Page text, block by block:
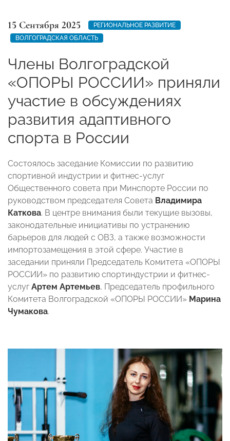
15 Сентября 2025
РЕГИОНАЛЬНОЕ РАЗВИТИЕ
ВОЛГОГРАДСКАЯ ОБЛАСТЬ
Члены Волгоградской
«ОПОРЫ РОССИИ» приняли
участие в обсуждениях
развития адаптивного
спорта в России
Состоялось заседание Комиссии по развитию
спортивной индустрии и фитнес-услуг
Общественного совета при Минспорте России по
руководством председателя Совета Владимира
Каткова. В центре внимания были текущие вызовы,
законодательные инициативы по устранению
барьеров для людей с ОВЗ, а также возможности
импортозамещения в этой сфере. Участие в
заседании приняли Председатель Комитета «ОПОРЫ
РОССИИ» по развитию спортиндустрии и фитнес-
услуг Артем Артемьев, Председатель профильного
Комитета Волгоградской «ОПОРЫ РОССИИ» Марина
Чумакова.